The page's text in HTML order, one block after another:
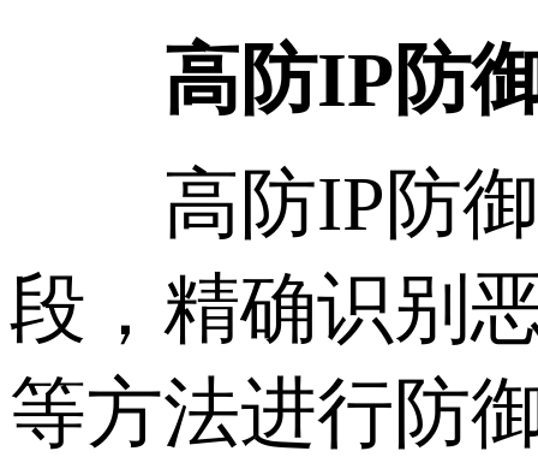
高防IP防
高防IP防御
段，精确识别
等方法进行防